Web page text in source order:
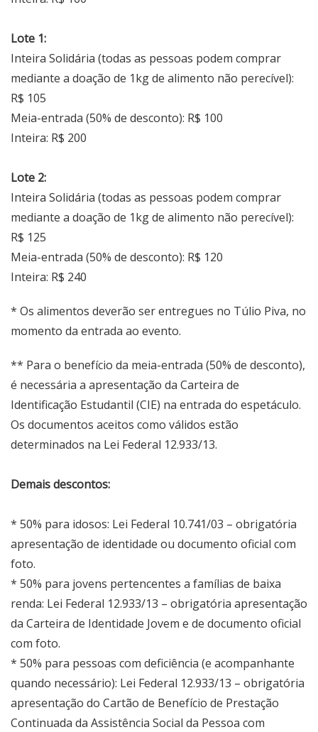
Lote 1:
Inteira Solidária (todas as pessoas podem comprar
mediante a doação de 1kg de alimento não perecível):
R$ 105
Meia-entrada (50% de desconto): R$ 100
Inteira: R$ 200
Lote 2:
Inteira Solidária (todas as pessoas podem comprar
mediante a doação de 1kg de alimento não perecível):
R$ 125
Meia-entrada (50% de desconto): R$ 120
Inteira: R$ 240
* Os alimentos deverão ser entregues no Túlio Piva, no
momento da entrada ao evento.
** Para o benefício da meia-entrada (50% de desconto),
é necessária a apresentação da Carteira de
Identificação Estudantil (CIE) na entrada do espetáculo.
Os documentos aceitos como válidos estão
determinados na Lei Federal 12.933/13.
Demais descontos:
* 50% para idosos: Lei Federal 10.741/03 – obrigatória
apresentação de identidade ou documento oficial com
foto.
* 50% para jovens pertencentes a famílias de baixa
renda: Lei Federal 12.933/13 – obrigatória apresentação
da Carteira de Identidade Jovem e de documento oficial
com foto.
* 50% para pessoas com deficiência (e acompanhante
quando necessário): Lei Federal 12.933/13 – obrigatória
apresentação do Cartão de Benefício de Prestação
Continuada da Assistência Social da Pessoa com